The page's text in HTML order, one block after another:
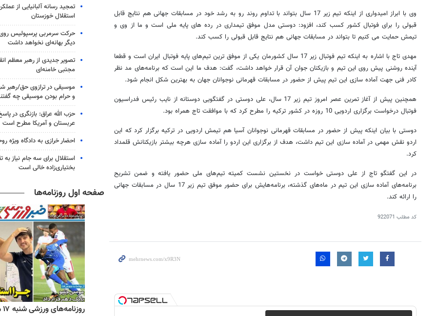
وی با ابراز امیدواری از اینکه تیم زیر 17 سال بتواند با تداوم روند رو به رشد خود در مسابقات جهانی هم نتایج قابل
قبولی را برای فوتبال کشور کسب کند، افزود: دوستی مدل موفق تیمداری در رده های پایه ملی است و ما از وی و
تیمش حمایت می کنیم تا بتواند در مسابقات جهانی هم نتایج قابل قبولی را کسب کند.
مهدی تاج با اشاره به اینکه تیم فوتبال زیر 17 سال کشورمان یکی از موفق ترین تیم‌های پایه فوتبال ایران است و قطعا
آینده روشنی پیش روی این تیم و بازیکنان جوان آن قرار خواهد داشت، گفت: هدف ما این است که برنامه‌های مد نظر
کادر فنی جهت آماده سازی این تیم پیش از حضور در مسابقات قهرمانی نوجوانان جهان به بهترین شکل انجام شود.
همچنین پیش از آغاز تمرین عصر امروز تیم زیر 17 سال، علی دوستی در گفتگویی دوستانه از نایب رئیس فدراسیون
فوتبال درخواست برگزاری اردویی 10 روزه در کشور ترکیه را مطرح کرد که با موافقت تاج همراه بود.
دوستی با بیان اینکه پیش از حضور در مسابقات قهرمانی نوجوانان آسیا هم تیمش اردویی در ترکیه برگزار کرد که این
اردو نقش مهمی در آماده سازی این تیم داشت، هدف از برگزاری این اردو را آماده سازی هرچه بیشتر بازیکنانش قلمداد
کرد.
در این گفتگو تاج از علی دوستی خواست در نخستین نشست کمیته تیم‌های ملی حضور یافته و ضمن تشریح
برنامه‌های آماده سازی این تیم در ماه‌های گذشته، برنامه‌هایش برای حضور موفق تیم زیر 17 سال در مسابقات جهانی
را ارائه کند.
کد مطلب 922071
تمجید رسانه آلبانیایی از
استقلال خوزستان
حرکت سرمربی پرسپولیس روی
دیگر بهانه‌ای نخواهد داشت
تصویر جدیدی از رهبر معظم
مجتبی خامنه‌ای
موسیقی در ترازوی حق/رهبر
و حرام بودن موسیقی چه
حزب الله عراق: بازنگری در
عربستان و آمریکا مطرح است
احضار خرازی به دادگاه ویژه
استقلال برای سه جام نیاز
بختیاری‌زاده خالی است
صفحه اول روزنامه‌ها
روزنامه‌های صبح شنبه ۱۷ مرداد ۱۴۰۵ روزنامه‌های اقتصادی شنبه ۱۷ مرداد ۱۴۰۵ روزنامه‌های ورزشی شنبه ۱۷ مرداد ۱۴۰۵